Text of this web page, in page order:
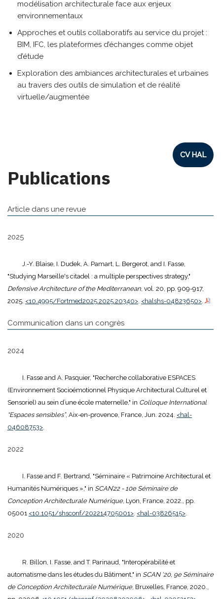
modélisation architecturale face aux enjeux
environnementaux
Approches et outils collaboratifs au service du projet :
BIM, IFC, les plateformes d’échanges comme objet
d’étude
Exploration des ambiances architecturales et urbaines
au travers des outils de simulation et de réalité
virtuelle/augmentée
CV HAL
Publications
Article dans une revue
2025
J.-Y. Blaise, I. Dudek, A. Pamart, L. Bergerot, and I. Fasse,
"Studying Marseille's citadel : a multiple perspectives strategy,"
Defensive Architecture of the Mediterranean , vol. 20, pp. 909-917,
2025. <10.4995/Fortmed2025.2025.20340> <halshs-04823650>
Communication dans un congrès
2024
I. Fasse and A. Pasquier, "Recherche collaborative ESPACES
(Environnement Socioémotionnel Physique Architectural Culturel et
Sensoriel) au sein d’une école maternelle," in Colloque International
“Espaces sensibles”, Aix-en-provence, France, Jun. 2024. <hal-
04608753>
2022
I. Fasse and F. Bertrand, "Séminaire « Patrimoine Architectural et
Humanités Numériques »," in SCAN’22 - 10e Séminaire de
Conception Architecturale Numérique, Lyon, France, 2022., pp.
05001 <10.1051/shsconf/202214705001> <hal-03826515>
2020
R. Billon, I. Fasse, and T. Parinaud, "Interopérabilité et
automatisme dans les études du Bâtiment," in SCAN '20, 9e Séminaire
de Conception Architecturale Numérique, Bruxelles, France, 2020.,